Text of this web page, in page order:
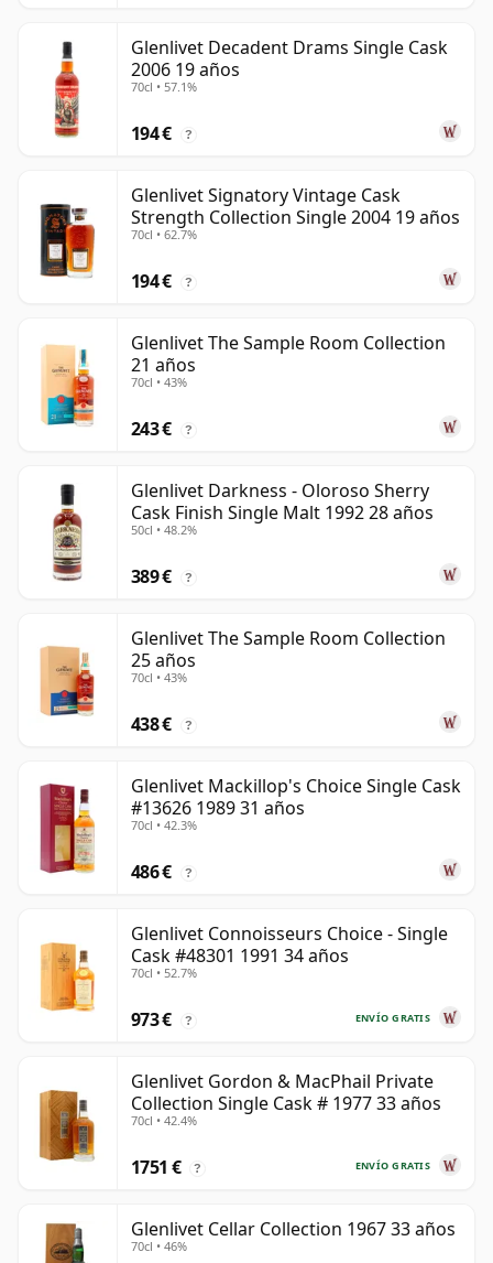
Glenlivet Decadent Drams Single Cask
2006 19 años
70cl • 57.1%
194 € ?
Glenlivet Signatory Vintage Cask
Strength Collection Single 2004 19 años
70cl • 62.7%
194 € ?
Glenlivet The Sample Room Collection
21 años
70cl • 43%
243 € ?
Glenlivet Darkness - Oloroso Sherry
Cask Finish Single Malt 1992 28 años
50cl • 48.2%
389 € ?
Glenlivet The Sample Room Collection
25 años
70cl • 43%
438 € ?
Glenlivet Mackillop's Choice Single Cask
#13626 1989 31 años
70cl • 42.3%
486 € ?
Glenlivet Connoisseurs Choice - Single
Cask #48301 1991 34 años
70cl • 52.7%
ENVÍO GRATIS
973 € ?
Glenlivet Gordon & MacPhail Private
Collection Single Cask # 1977 33 años
70cl • 42.4%
ENVÍO GRATIS
1751 € ?
Glenlivet Cellar Collection 1967 33 años
70cl • 46%